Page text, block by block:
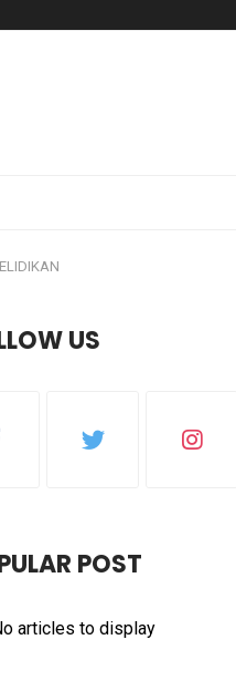
US
POST
articles to display